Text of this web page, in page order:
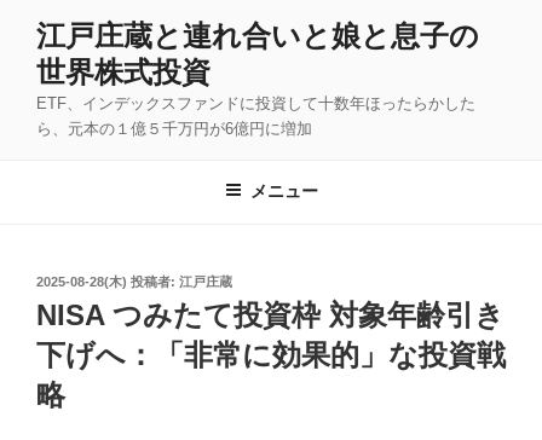
江戸庄蔵と連れ合いと娘と息子の
世界株式投資
ETF、インデックスファンドに投資して十数年ほったらかした
ら、元本の１億５千万円が6億円に増加
メニュー
投
稿
日:
2025-08-28(木) 投稿者: 江戸庄蔵
NISA つみたて投資枠 対象年齢引き
下げへ：「非常に効果的」な投資戦
略